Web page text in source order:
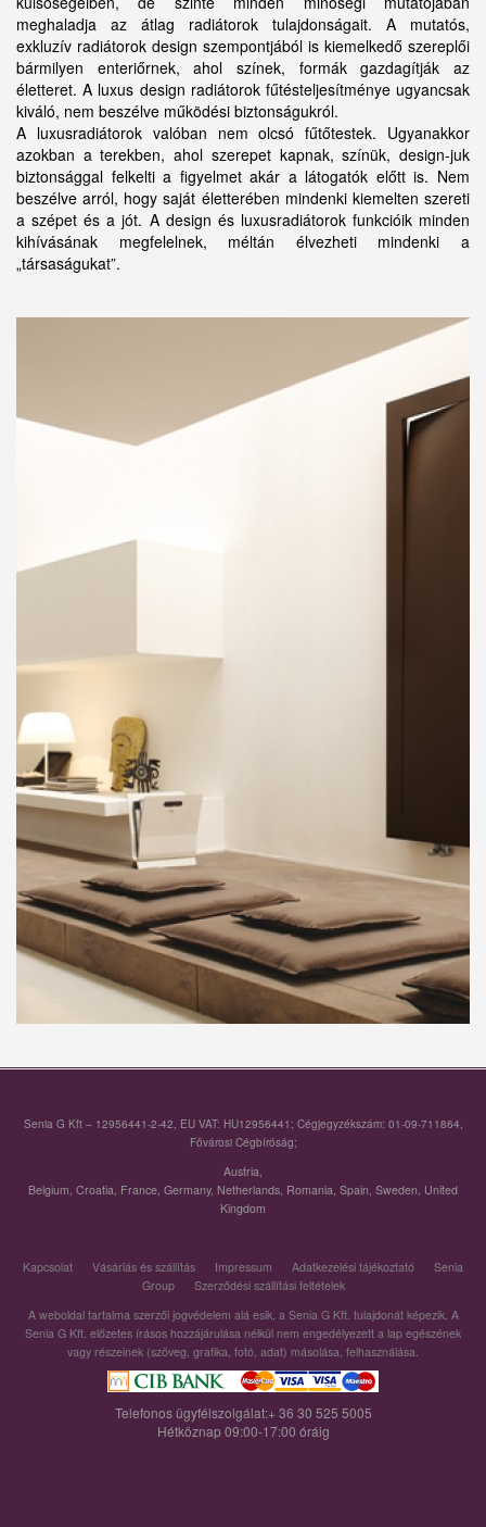
meghaladja az átlag radiátorok tulajdonságait. A mutatós,
exkluzív radiátorok design szempontjából is kiemelkedő szereplői
bármilyen enteriőrnek, ahol színek, formák gazdagítják az
életteret. A luxus design radiátorok fűtésteljesítménye ugyancsak
kiváló, nem beszélve működési biztonságukról.
A luxusradiátorok valóban nem olcsó fűtőtestek. Ugyanakkor
azokban a terekben, ahol szerepet kapnak, színük, design-juk
biztonsággal felkelti a figyelmet akár a látogatók előtt is. Nem
beszélve arról, hogy saját életterében mindenki kiemelten szereti
a szépet és a jót. A design és luxusradiátorok funkcióik minden
kihívásának megfelelnek, méltán élvezheti mindenki a
„társaságukat”.
Senia G Kft – 12956441-2-42, EU VAT: HU12956441; Cégjegyzékszám: 01-09-711864,
Fővárosi Cégbíróság;
Austria,
Belgium, Croatia, France, Germany, Netherlands, Romania, Spain, Sweden, United
Kingdom
Kapcsolat Vásárlás és szállítás Impressum Adatkezelési tájékoztató
Senia
Group
Szerződési szállítási feltételek
A weboldal tartalma szerzői jogvédelem alá esik, a Senia G Kft. tulajdonát képezik. A
Senia G Kft. előzetes írásos hozzájárulása nélkül nem engedélyezett a lap egészének
vagy részeinek (szöveg, grafika, fotó, adat) másolása, felhasználása.
Telefonos ügyfélszolgálat:+ 36 30 525 5005
Hétköznap 09:00-17:00 óráig